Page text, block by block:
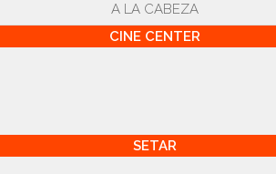
A LA CABEZA
CINE CENTER
SETAR